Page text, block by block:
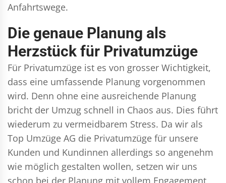
Anfahrtswege.
Die genaue Planung als
Herzstück für Privatumzüge
Für Privatumzüge ist es von grosser Wichtigkeit,
dass eine umfassende Planung vorgenommen
wird. Denn ohne eine ausreichende Planung
bricht der Umzug schnell in Chaos aus. Dies führt
wiederum zu vermeidbarem Stress. Da wir als
Top Umzüge AG die Privatumzüge für unsere
Kunden und Kundinnen allerdings so angenehm
wie möglich gestalten wollen, setzen wir uns
schon bei der Planung mit vollem Engagement